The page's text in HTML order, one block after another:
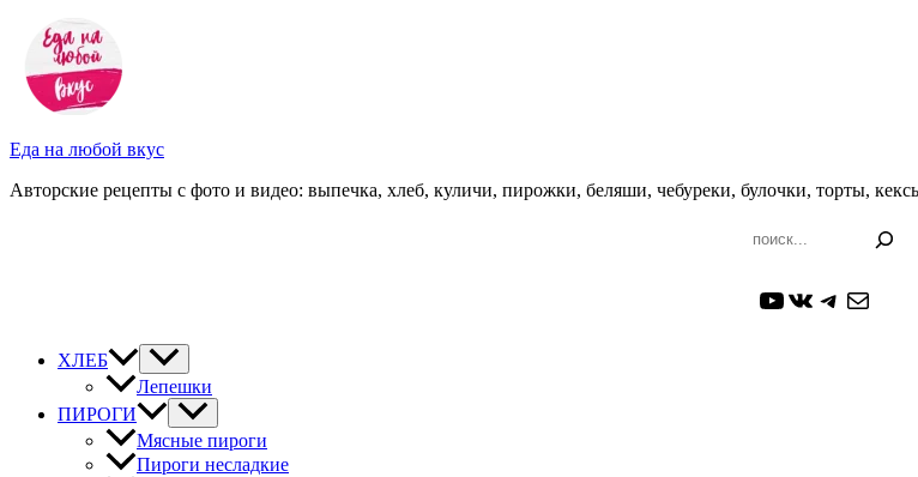
Перейти
содержимому
Еда на любой вкус
Авторские рецепты с фото и видео: выпечка, хлеб, куличи, пирожки, беляши, чебуреки, булочки, торты,
YouTube
ВКонтакте
Telegram
Почта
ХЛЕБ
Лепешки
ПИРОГИ
Мясные пироги
Пироги несладкие